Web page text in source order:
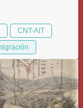
CNT-AIT